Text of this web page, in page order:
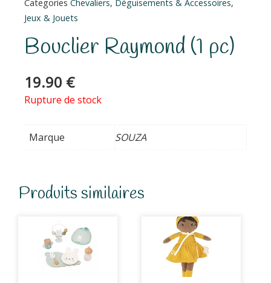
Categories Chevaliers, Déguisements & Accessoires,
Jeux & Jouets
Bouclier Raymond (1 pc)
19.90 €
Rupture de stock
Marque SOUZA
Produits similaires